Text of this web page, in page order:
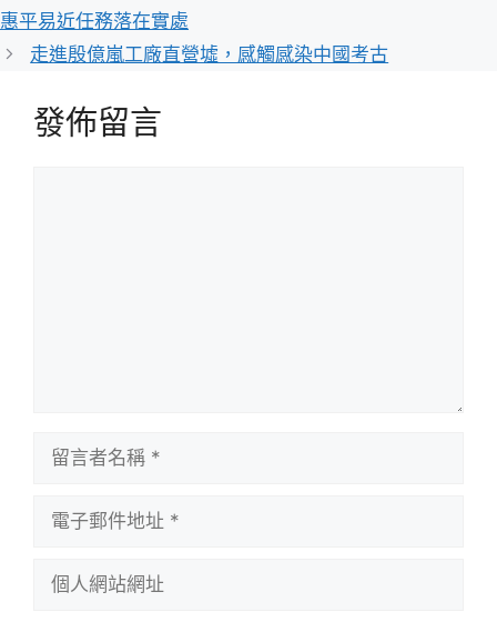
惠平易近任務落在實處
走進殷億嵐工廠直營墟，感觸感染中國考古
發佈留言